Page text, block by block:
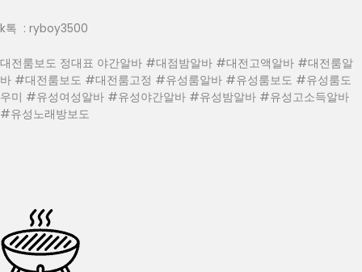
k톡 : ryboy3500
대전룸보도 정대표 야간알바 #대점밤알바 #대전고액알바 #대전룸알
바 #대전룸보도 #대전룸고정 #유성룸알바 #유성룸보도 #유성룸도
우미 #유성여성알바 #유성야간알바 #유성밤알바 #유성고소득알바
#유성노래방보도